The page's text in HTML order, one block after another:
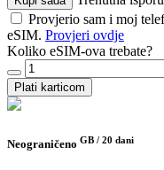
Provjerio sam i moj
eSIM. Provjeri ovdje
Koliko eSIM-ova trebate?
Plati karticom
Neograničeno GB / 20 dani